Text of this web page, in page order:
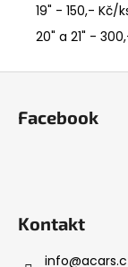
19" - 150,- Kč/
20" a 21" -
Facebook
Kontakt
info@